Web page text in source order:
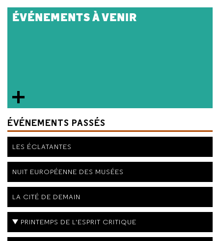
ÉVÉNEMENTS À VENIR
ÉVÉNEMENTS PASSÉS
LES ÉCLATANTES
NUIT EUROPÉENNE DES MUSÉES
LA CITÉ DE DEMAIN
PRINTEMPS DE L'ESPRIT CRITIQUE